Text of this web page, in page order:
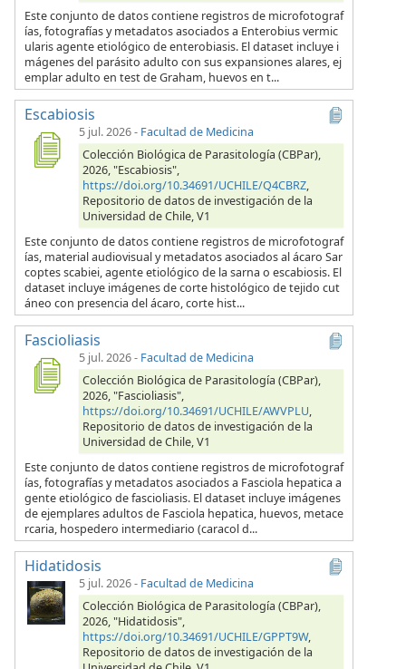
Este conjunto de datos contiene registros de microfotograf
ías, fotografías y metadatos asociados a Enterobius vermic
ularis agente etiológico de enterobiasis. El dataset incluye i
mágenes del parásito adulto con sus expansiones alares, ej
emplar adulto en test de Graham, huevos en t...
Escabiosis
5 jul. 2026- Facultad de Medicina
Colección Biológica de Parasitología (CBPar),
2026, "Escabiosis",
https://doi.org/10.34691/UCHILE/Q4CBRZ,
Repositorio de datos de investigación de la
Universidad de Chile, V1
Este conjunto de datos contiene registros de microfotograf
ías, material audiovisual y metadatos asociados al ácaro Sar
coptes scabiei, agente etiológico de la sarna o escabiosis. El
dataset incluye imágenes de corte histológico de tejido cut
áneo con presencia del ácaro, corte hist...
Fascioliasis
5 jul. 2026- Facultad de Medicina
Colección Biológica de Parasitología (CBPar),
2026, "Fascioliasis",
https://doi.org/10.34691/UCHILE/AWVPLU,
Repositorio de datos de investigación de la
Universidad de Chile, V1
Este conjunto de datos contiene registros de microfotograf
ías, fotografías y metadatos asociados a Fasciola hepatica a
gente etiológico de fascioliasis. El dataset incluye imágenes
de ejemplares adultos de Fasciola hepatica, huevos, metace
rcaria, hospedero intermediario (caracol d...
Hidatidosis
5 jul. 2026- Facultad de Medicina
Colección Biológica de Parasitología (CBPar),
2026, "Hidatidosis",
https://doi.org/10.34691/UCHILE/GPPT9W,
Repositorio de datos de investigación de la